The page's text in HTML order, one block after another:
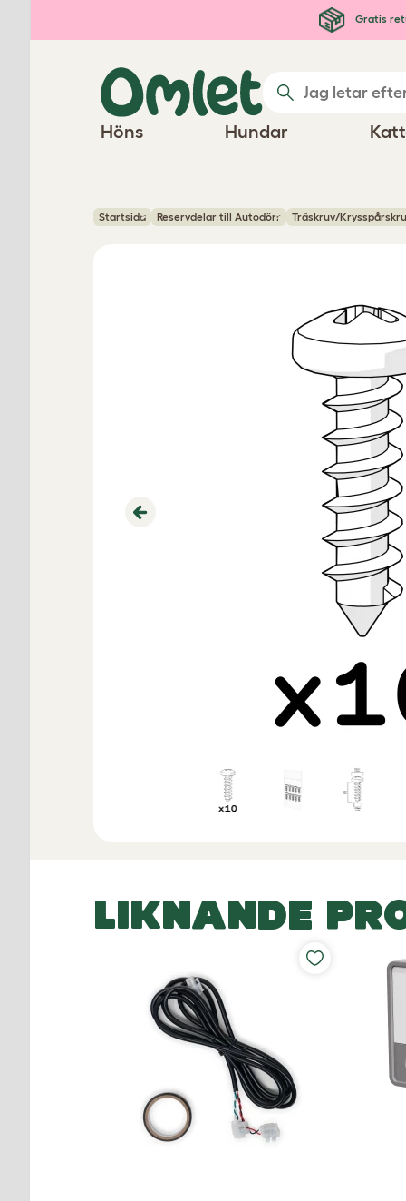
Gratis
Höns Hundar
Startsida Reservdelar till Autodörr Träskruv/
Previous
LIKNANDE